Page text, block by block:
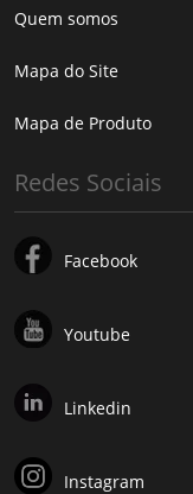
Quem somos
Mapa do Site
Mapa de Produto
Redes Sociais
Facebook
Youtube
Linkedin
Instagram